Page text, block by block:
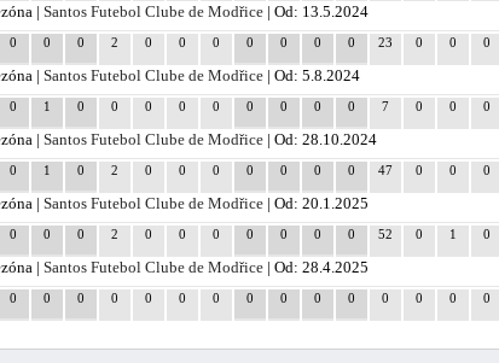
|Santos Futebol Clube de Modřice | Od: 13.5.2024
0 0 0 2 0 0 0 0 0 0 0 23 0 0 0
|Santos Futebol Clube de Modřice | Od: 5.8.2024
0 1 0 0 0 0 0 0 0 0 0 7 0 0 0
|Santos Futebol Clube de Modřice | Od: 28.10.2024
0 1 0 2 0 0 0 0 0 0 0 47 0 0 0
|Santos Futebol Clube de Modřice | Od: 20.1.2025
0 0 0 2 0 0 0 0 0 0 0 52 0 1 0
|Santos Futebol Clube de Modřice | Od: 28.4.2025
0 0 0 0 0 0 0 0 0 0 0 0 0 0 0